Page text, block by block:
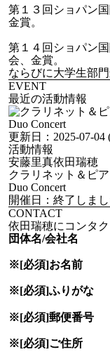
第１３回ショパン
金賞。
第１４回ショパン
会、金賞。
ならびに大学生部
EVENT
最近の活動情報
更新日： 2025-07-04
活動情報
安藤里真依田瑞穂
クラリネット＆ピ
Duo Concert
開催日： 終了しま
CONTACT
依田瑞穂にコンタ
団体名/会社名
※[必須]お名前
※[必須]ふりがな
※[必須]郵便番号
※[必須]ご住所